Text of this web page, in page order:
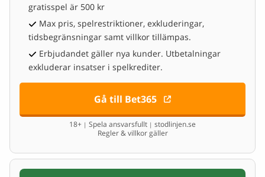
gratisspel är 500 kr
Max pris, spelrestriktioner, exkluderingar,
tidsbegränsningar samt villkor tillämpas.
Erbjudandet gäller nya kunder. Utbetalningar
exkluderar insatser i spelkrediter.
Gå till Bet365
18+ | Spela ansvarsfullt | stodlinjen.se
Regler & villkor gäller